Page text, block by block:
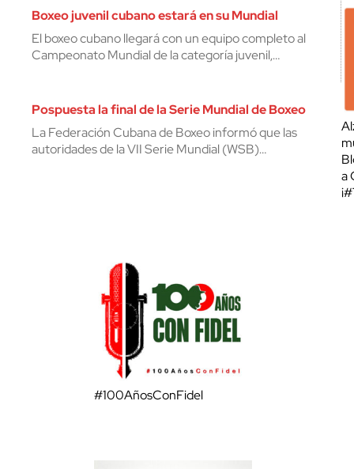
Boxeo juvenil cubano estará en su Mundial
El boxeo cubano llegará con un equipo completo al
Campeonato Mundial de la categoría juvenil,…
Pospuesta la final de la Serie Mundial de Boxeo
La Federación Cubana de Boxeo informó que las
autoridades de la VII Serie Mundial (WSB)…
a
#100AñosConFidel